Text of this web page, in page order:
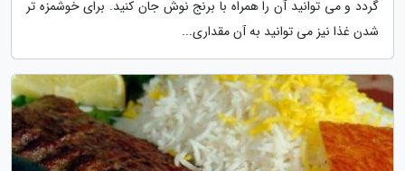
گردد و می توانید آن را همراه با برنج نوش جان کنید. برای خوشمزه تر
شدن غذا نیز می توانید به آن مقداری...